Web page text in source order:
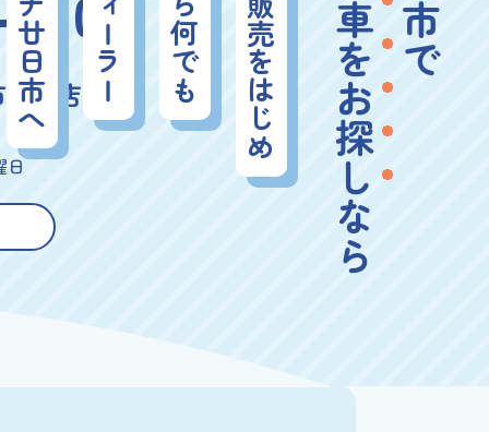
なら
内店
日